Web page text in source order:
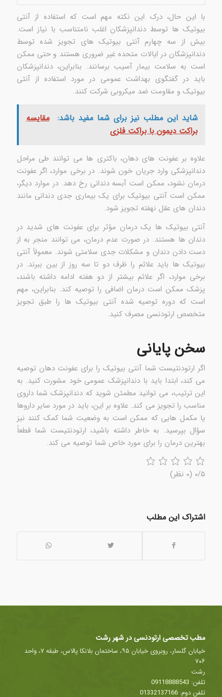
با این حال، درک این نکته مهم است که استفاده از آنتی
بیوتیک ها توسط دندانپزشکان اغلب نامتناسب با نیاز است.
بیش از سه چهارم آنتی بیوتیک های تجویز شده توسط
دندانپزشکان در ایالات متحده غیر ضروری هستند و حتی ممکن
است به سلامت بیمار آسیب برسانند. بنابراین، دندانپزشکان
باید در گفتگوی بهداشت عمومی در مورد استفاده از آنتی
بیوتیک و مقاومت ضد میکروبی شرکت کنند.
شاید این مطلب نیز برای شما مفید باشد:
مقایسه
براکت دیمون با براکت فلزی
علاوه بر عفونت های دهان، باکتری ها می توانند طی مراحل
دندانپزشکی وارد جریان خون شوند. در برخی موارد، اگر عفونت
درمان نشود، ممکن است آبسه دندانی رخ دهد. در موارد دیگر،
ممکن است آنتی بیوتیک برای یک بیماری جدی دندانی مانند
دندان های عقل نهفته تجویز شود.
آنتی بیوتیک ها یک درمان مؤثر برای عفونت های شدید در
دندان ها هستند. در صورت عدم درمان، می توانند منجر به از
دست دادن دندان و مشکلات جدی سلامتی شوند. معمولاً آنتی
بیوتیک ها باید علائم را ظرف دو تا سه روز از بین ببرند. در
برخی موارد، اگر علائم بیشتر از دو هفته ادامه داشته باشند،
پزشک ممکن است درمان اضافی را توصیه کند. بنابراین، مهم
است که دوره توصیه شده آنتی بیوتیک ها را طبق تجویز
متخصص ارتودنسی مصرف کنید.
سخن پایانی
اگر ارتودنتیست شما آنتی بیوتیک را برای عفونت دهان توصیه
می کند، ابتدا باید با دندانپزشک عمومی خود مشورت کنید. به
این ترتیب، می توانید مطمئن شوید که دندانپزشک شما داروی
مناسب را تجویز می کند. علاوه بر این، باید در مورد سایر داروها
یا مکمل هایی که ممکن است به وضعیت شما کمک کنند نیز
سؤال بپرسید. به خاطر داشته باشید، ارتودنتیست شما قطعاً
بهترین درمان را برای مورد خاص شما توصیه می کند.
۰/۵ (۰ نظر)
اشتراک این مطلب
مطب تخصصی ارتودنسی در شهر رشت
خیابان گلسار، روبروی خیابان ۹۵، ساختمان بلانکا پالاس، طبقه ۷، واحد
۷۰۶
رشت
تلفن: 09118888543
تلفن دوم: 01332137166